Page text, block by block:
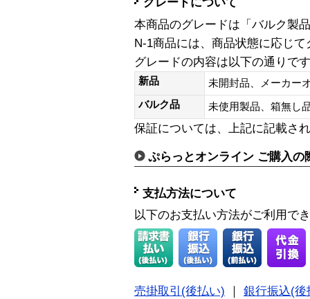
本商品のグレードは「バルク製
N-1商品には、商品状態に応じ
グレードの内容は以下の通りで
新品
未開封品、メーカー
バルク品
未使用製品、箱無
保証については、上記に記載さ
ぷらっとオンライン ご購入の
支払方法について
以下のお支払い方法がご利用で
売掛取引(後払い)
銀行振込(後